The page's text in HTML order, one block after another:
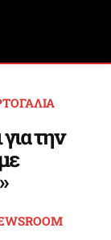
την